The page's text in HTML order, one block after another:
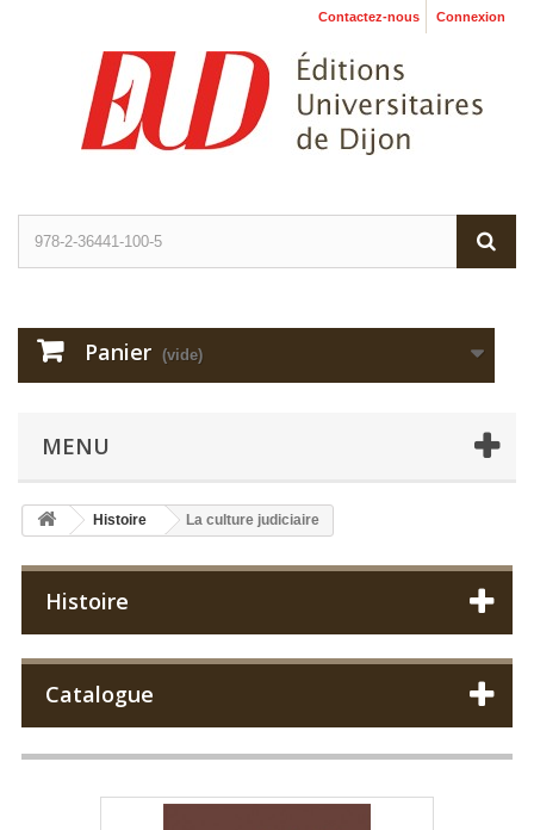
Connexion
Contactez-nous
Panier (vide)
MENU
Histoire La culture judiciaire
Histoire
Catalogue